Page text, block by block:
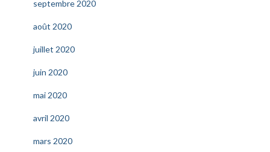
septembre 2020
août 2020
juillet 2020
juin 2020
mai 2020
avril 2020
mars 2020